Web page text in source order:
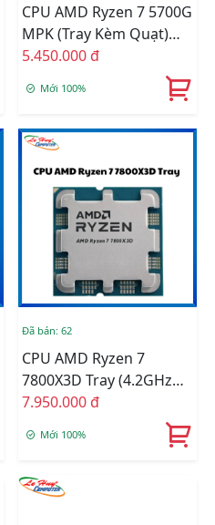
CPU AMD Ryzen 7 5700G
MPK (Tray Kèm Quạt)
(3.8GHz Upto 4.6GHz /
Threads / 65W / Socket
5.450.000 đ
Mới 100%
Đã bán: 62
CPU AMD Ryzen 7
7800X3D Tray (4.2GHz
Boost 5.0GHz / 8 Nhân
AM5)
7.950.000 đ
Mới 100%